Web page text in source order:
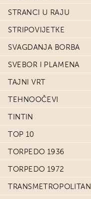
STRANCI U RAJU
STRIPOVIJETKE
SVAGDANJA BORBA
SVEBOR I PLAMENA
TAJNI VRT
TEHNOOČEVI
TINTIN
TOP 10
TORPEDO 1936
TORPEDO 1972
TRANSMETROPOLITAN